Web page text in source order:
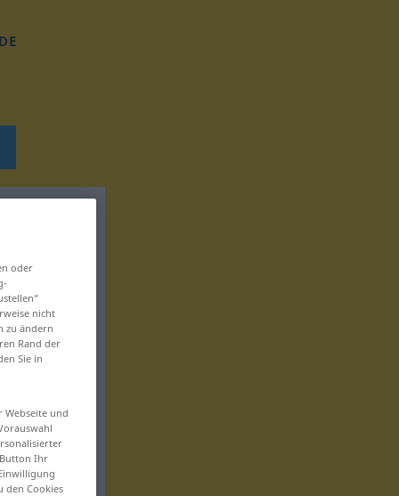
DE
oder
nicht
zu ändern
Rand der
Sie in
und
Ihr
den Cookies